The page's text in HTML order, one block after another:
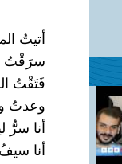
أتيتُ
سرَقْتُ
فَتَقْتُ
وعدتُ
أنا سرُّ
أنا